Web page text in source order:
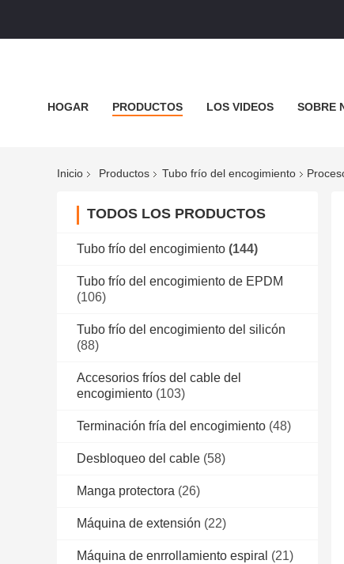
HOGAR PRODUCTOS LOS VIDEOS SOBRE
Inicio Productos Tubo frío del encogimiento
TODOS LOS PRODUCTOS
Tubo frío del encogimiento (144)
Tubo frío del encogimiento de EPDM
(106)
Tubo frío del encogimiento del silicón
(88)
Accesorios fríos del cable del
encogimiento (103)
Terminación fría del encogimiento (48)
Desbloqueo del cable (58)
Manga protectora (26)
Máquina de extensión (22)
Máquina de enrrollamiento espiral (21)